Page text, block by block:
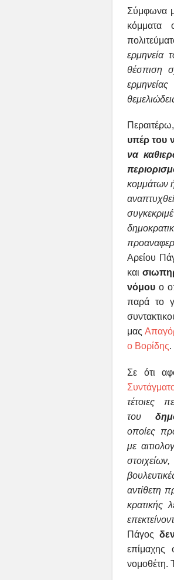
Σύμφωνα
κόμματα
ερμηνεία
θέσπιση
ερμηνείας
υπέρ του
να
κομμάτων
Αρείου
και
νόμου ο
παρά το
μας
ο Βορίδης.
Σε ότι
τέτοιες
του
οποίες
με
αντίθετη
κρατικής
Πάγος
επίμαχης
νομοθέτη.